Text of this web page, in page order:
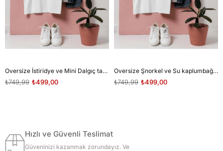
Oversize İstiridye ve Mini Dalgıç tasarım unisex T-shirt
₺499,00
₺749,99
Oversize Şnorkel ve Su kaplumbağası tasarım unisex T-shirt
₺499,00
₺749,99
Hızlı ve Güvenli Teslimat
Güveninizi kazanmak zorundayız. Ve